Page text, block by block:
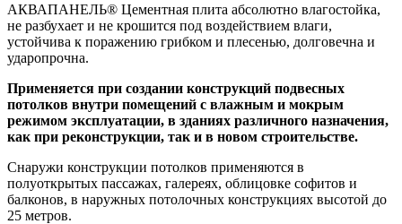
АКВАПАНЕЛЬ® Цементная плита абсолютно влагостойка,
не разбухает и не крошится под воздействием влаги,
устойчива к поражению грибком и плесенью, долговечна и
ударопрочна.
Применяется при создании конструкций подвесных
потолков внутри помещений с влажным и мокрым
режимом эксплуатации, в зданиях различного назначения,
как при реконструкции, так и в новом строительстве.
Снаружи конструкции потолков применяются в
полуоткрытых пассажах, галереях, облицовке софитов и
балконов, в наружных потолочных конструкциях высотой до
25 метров.